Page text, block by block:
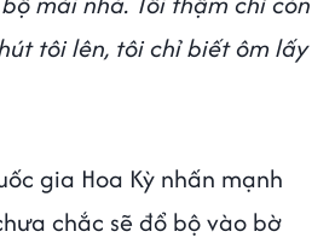
tôi lên, tôi chỉ biết ôm lấy
gia Hoa Kỳ nhấn mạnh
chắc sẽ đổ bộ vào bờ